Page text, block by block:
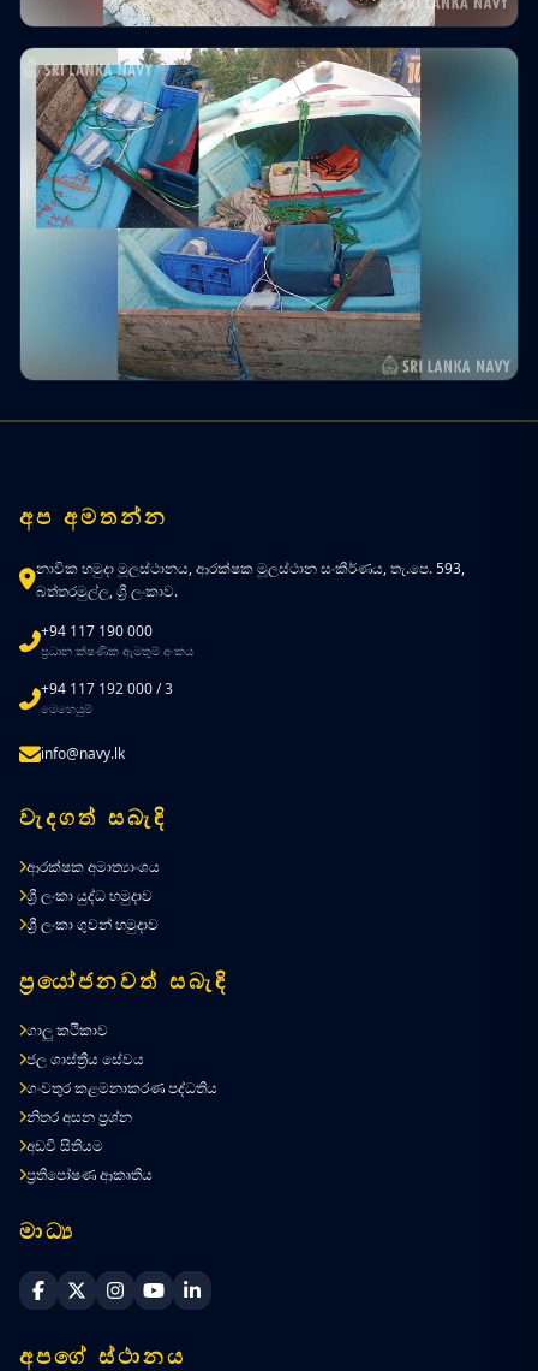
අප අමතන්න
නාවික හමුදා මූලස්ථානය, ආරක්ෂක මූලස්ථාන සංකීර්ණය, තැ.පෙ. 593,
බත්තරමුල්ල, ශ්‍රී ලංකාව.
+94 117 190 000
ප්‍රධාන ක්ෂණික ඇමතුම් අංකය
+94 117 192 000 / 3
මෙහෙයුම්
info@navy.lk
වැදගත් සබැඳි
ආරක්ෂක අමාත්‍යාංශය
ශ්‍රී ලංකා යුද්ධ හමුදාව
ශ්‍රී ලංකා ගුවන් හමුදාව
ප්‍රයෝජනවත් සබැඳි
ගාලු කථිකාව
ජල ශාස්ත්‍රීය සේවය
ගංවතුර කළමනාකරණ පද්ධතිය
නිතර අසන ප්‍රශ්න
අඩවි සිතියම
ප්‍රතිපෝෂණ ආකෘතිය
මාධ්‍ය
Sri Lanka Navy Facebook
Sri Lanka Navy X
Sri Lanka Navy Instagram
Sri Lanka Navy YouTube
Sri Lanka Navy LinkedIn
අපගේ ස්ථානය